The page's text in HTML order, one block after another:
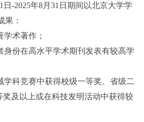
1 日-2025年8月31 日期间以北京大学学
果：
学术著作；
身份在高水平学术期刊发表有较高学
学科竞赛中获得校级一等奖、省级二
奖及以上或在科技发明活动中获得较